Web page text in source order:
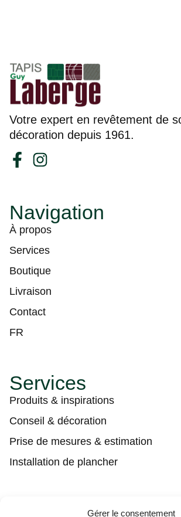
Gérer le consentement
Votre expert en revêtement de
décoration depuis 1961.
Navigation
À propos
Services
Boutique
Livraison
Contact
FR
Services
Produits & inspirations
Conseil & décoration
Prise de mesures & estimation
Installation de plancher